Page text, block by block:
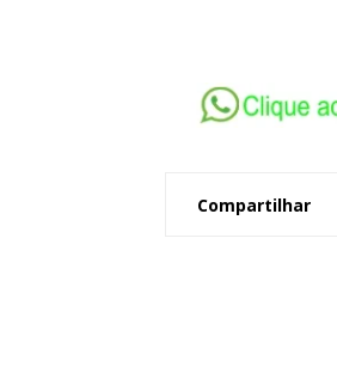
Compartilhar